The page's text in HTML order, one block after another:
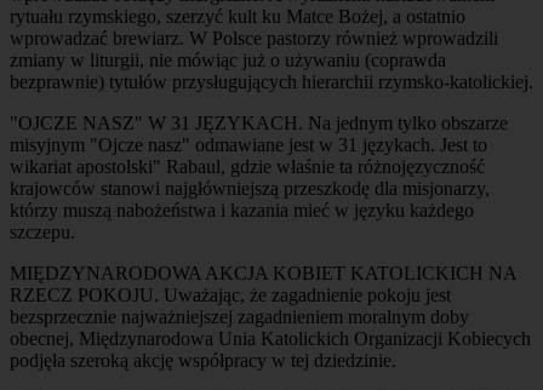
rytuału rzymskiego, szerzyć kult ku Matce Bożej, a ostatnio
wprowadzać brewiarz. W Polsce pastorzy również wprowadzili
zmiany w liturgii, nie mówiąc już o używaniu (coprawda
bezprawnie) tytułów przysługujących hierarchii rzymsko-katolickiej.
"OJCZE NASZ" W 31 JĘZYKACH. Na jednym tylko obszarze
misyjnym "Ojcze nasz" odmawiane jest w 31 językach. Jest to
wikariat apostolski" Rabaul, gdzie właśnie ta różnojęzyczność
krajowców stanowi najgłówniejszą przeszkodę dla misjonarzy,
którzy muszą nabożeństwa i kazania mieć w języku każdego
szczepu.
MIĘDZYNARODOWA AKCJA KOBIET KATOLICKICH NA
RZECZ POKOJU. Uważając, że zagadnienie pokoju jest
bezsprzecznie najważniejszej zagadnieniem moralnym doby
obecnej, Międzynarodowa Unia Katolickich Organizacji Kobiecych
podjęła szeroką akcję współpracy w tej dziedzinie.